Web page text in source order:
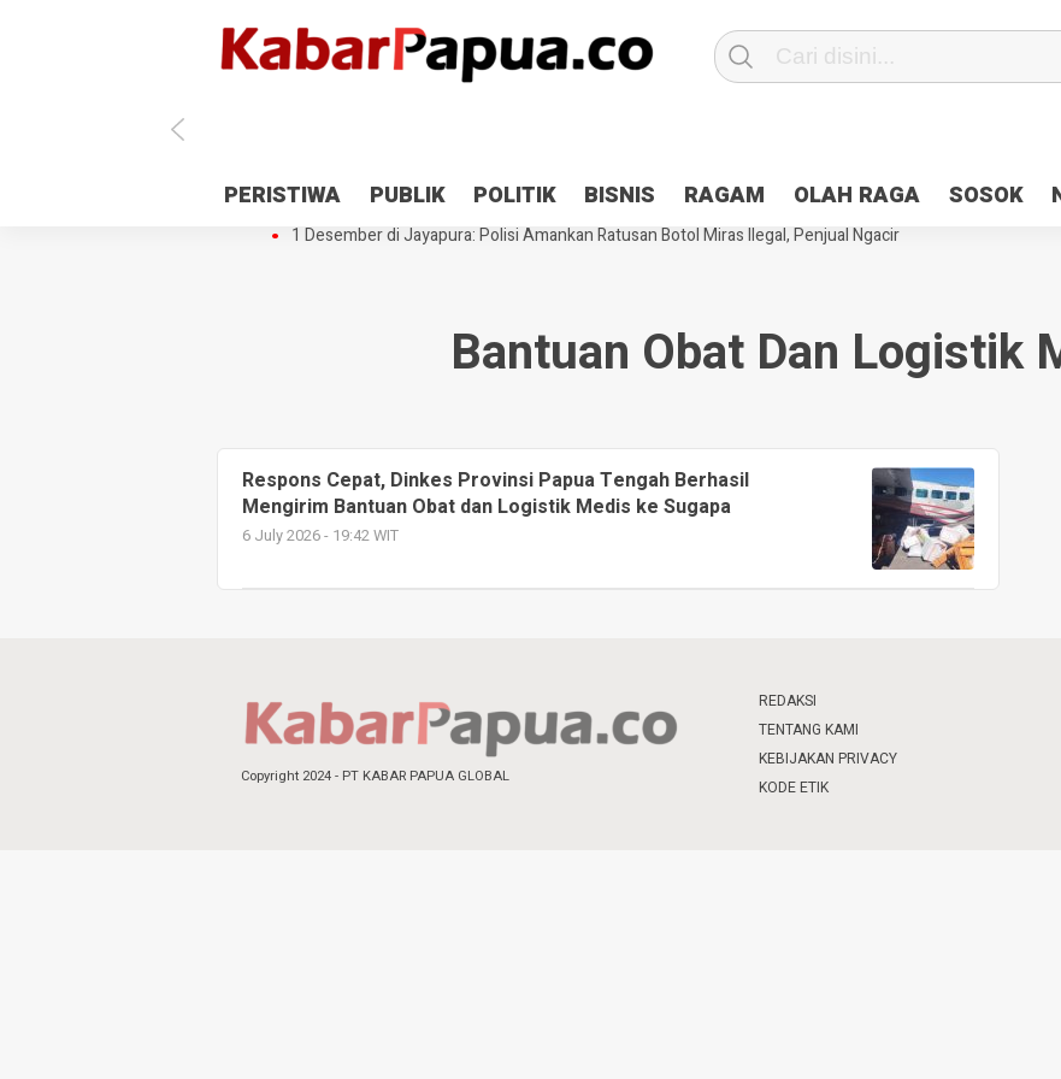
PERISTIWA PUBLIK POLITIK BISNIS RAGAM OLAH RAGA SOSOK
Antisipasi 1 Desember, TNI Polri Patroli 2×24 jam di Kota Jayapura
Pesan Sejuk Polri di Deklarasi
Gedung Perpustakaan SMPN 5 Sentani Terbakar
Hibah Pilkada Jayapura Cair 10 Persen, Deposit
1 Desember di Jayapura: Polisi Amankan Ratusan Botol Miras Ilegal, Penjual Ngacir
Bantuan Obat Dan Logistik
Respons Cepat, Dinkes Provinsi Papua Tengah Berhasil
Mengirim Bantuan Obat dan Logistik Medis ke Sugapa
6 July 2026 - 19:42 WIT
Copyright 2024 - PT KABAR PAPUA GLOBAL
REDAKSI
TENTANG KAMI
KEBIJAKAN PRIVACY
KODE ETIK